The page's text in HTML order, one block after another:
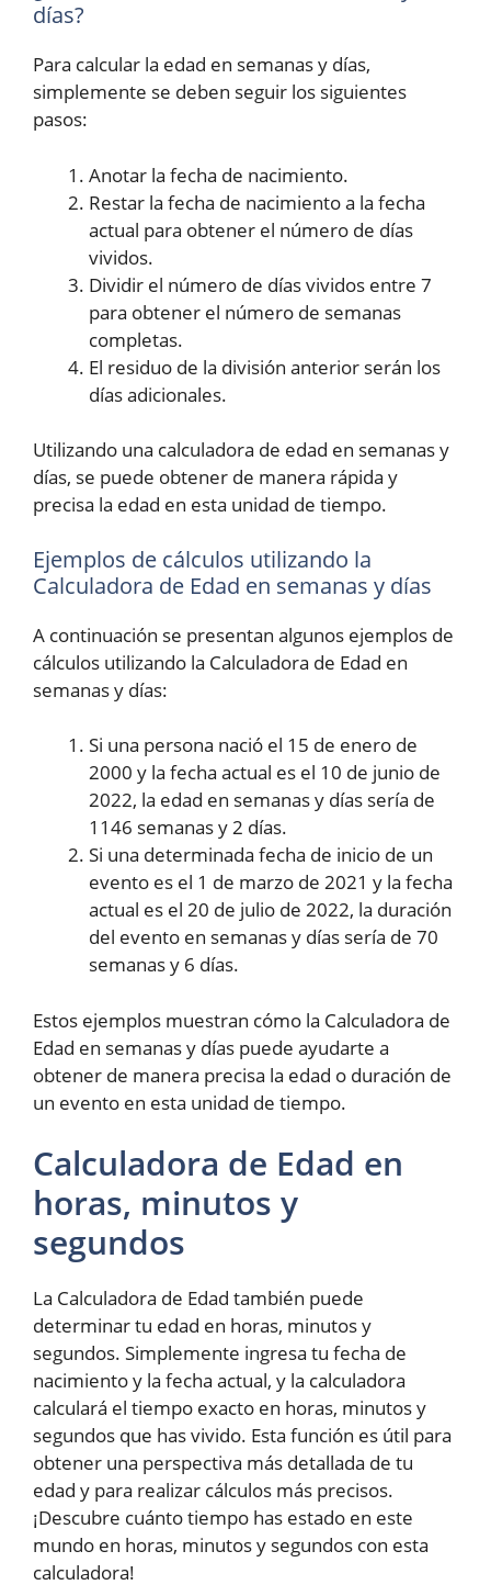
días?
Para calcular la edad en semanas y días,
simplemente se deben seguir los siguientes
pasos:
Anotar la fecha de nacimiento.
Restar la fecha de nacimiento a la fecha
actual para obtener el número de días
vividos.
Dividir el número de días vividos entre 7
para obtener el número de semanas
completas.
El residuo de la división anterior serán los
días adicionales.
Utilizando una calculadora de edad en semanas y
días, se puede obtener de manera rápida y
precisa la edad en esta unidad de tiempo.
Ejemplos de cálculos utilizando la
Calculadora de Edad en semanas y días
A continuación se presentan algunos ejemplos de
cálculos utilizando la Calculadora de Edad en
semanas y días:
Si una persona nació el 15 de enero de
2000 y la fecha actual es el 10 de junio de
2022, la edad en semanas y días sería de
1146 semanas y 2 días.
Si una determinada fecha de inicio de un
evento es el 1 de marzo de 2021 y la fecha
actual es el 20 de julio de 2022, la duración
del evento en semanas y días sería de 70
semanas y 6 días.
Estos ejemplos muestran cómo la Calculadora de
Edad en semanas y días puede ayudarte a
obtener de manera precisa la edad o duración de
un evento en esta unidad de tiempo.
Calculadora de Edad en
horas, minutos y
segundos
La Calculadora de Edad también puede
determinar tu edad en horas, minutos y
segundos. Simplemente ingresa tu fecha de
nacimiento y la fecha actual, y la calculadora
calculará el tiempo exacto en horas, minutos y
segundos que has vivido. Esta función es útil para
obtener una perspectiva más detallada de tu
edad y para realizar cálculos más precisos.
¡Descubre cuánto tiempo has estado en este
mundo en horas, minutos y segundos con esta
calculadora!